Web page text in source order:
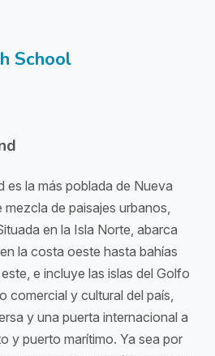
School
es la más poblada de Nueva
de paisajes urbanos,
en la Isla Norte, abarca
la costa oeste hasta bahías
e incluye las islas del Golfo
comercial y cultural del país,
y una puerta internacional a
y puerto marítimo. Ya sea por